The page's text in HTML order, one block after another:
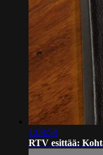
1:08:58
RTV esittää: